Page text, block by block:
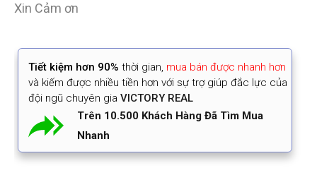
Xin Cảm ơn
Tiết kiệm hơn 90% thời gian, mua bán được nhanh hơn
và kiếm được nhiều tiền hơn với sự trợ giúp đắc lực của
đội ngũ chuyên gia VICTORY REAL
Trên 10.500 Khách Hàng Đã Tìm Mua
Nhanh